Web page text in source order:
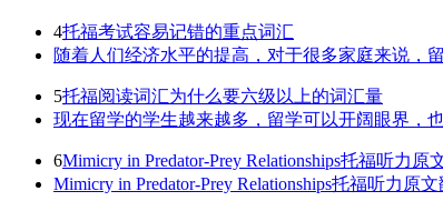
4托福考试容易记错的重点词汇
随着人们经济水平的提高，对于很多家庭来说，
5托福阅读词汇为什么要六级以上的词汇量
现在留学的学生越来越多，留学可以开阔眼界，
6Mimicry in Predator-Prey Relationships托福听力原
Mimicry in Predator-Prey Relationships托福听力